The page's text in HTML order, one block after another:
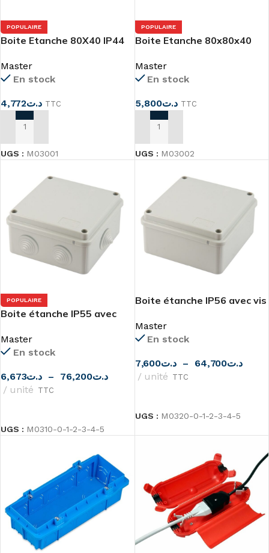
POPULAIRE
Boite Etanche 80X40 IP44
Master
En stock
د.ت4,772 TTC
AJOUTER AU PANIER
UGS : M03001
POPULAIRE
Boite Etanche 80x80x40
Master
En stock
د.ت5,800 TTC
AJOUTER AU PANIER
UGS : M03002
POPULAIRE
Boite étanche IP55 avec
Master
En stock
د.ت6,673 – د.ت76,200
unité TTC
UGS : M0310-0-1-2-3-4-5
Boite étanche IP56 avec vis
Master
En stock
د.ت7,600 – د.ت64,700
unité TTC
UGS : M0320-0-1-2-3-4-5